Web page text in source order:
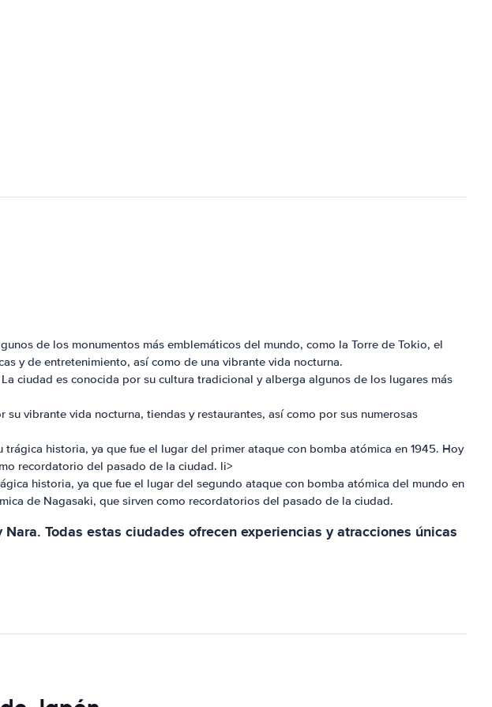
de los monumentos más emblemáticos del mundo, como la Torre de Tokio, el
y de entretenimiento, así como de una vibrante vida nocturna.
ciudad es conocida por su cultura tradicional y alberga algunos de los lugares más
vibrante vida nocturna, tiendas y restaurantes, así como por sus numerosas
historia, ya que fue el lugar del primer ataque con bomba atómica en 1945. Hoy
recordatorio del pasado de la ciudad. li>
historia, ya que fue el lugar del segundo ataque con bomba atómica del mundo en
de Nagasaki, que sirven como recordatorios del pasado de la ciudad.
Todas estas ciudades ofrecen experiencias y atracciones únicas